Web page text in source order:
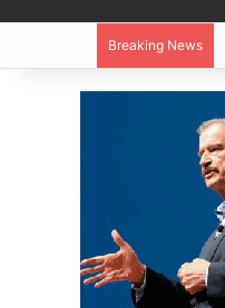
Breaking News